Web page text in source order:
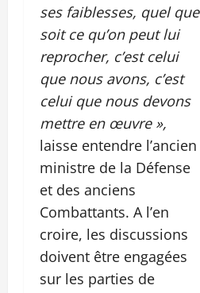
ses faiblesses, quel que
soit ce qu’on peut lui
reprocher, c’est celui
que nous avons, c’est
celui que nous devons
mettre en œuvre »,
laisse entendre l’ancien
ministre de la Défense
et des anciens
Combattants. A l’en
croire, les discussions
doivent être engagées
sur les parties de